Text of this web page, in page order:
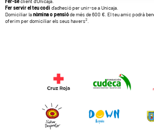
Fer servir el teu codi d’adhesió per unir-se a Unicaja.
Domiciliar lanòmina o pensióde més de 600 €. El teu amic podrà
oferim per domiciliar els seus havers2